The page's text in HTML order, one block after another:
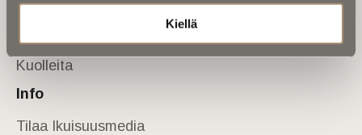
Kiellä
Kuolema koskettaa
Asiantuntijoilta
Kuolleita
Info
Tilaa Ikuisuusmedia